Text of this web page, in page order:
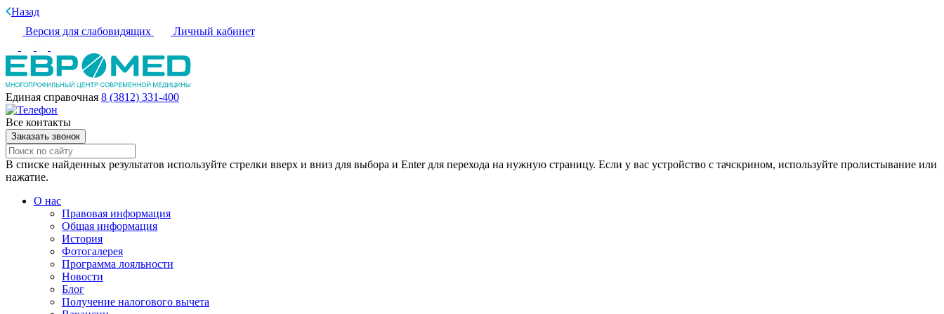
Назад
Версия для слабовидящих
Личный кабинет
Единая справочная 8 (3812) 331-400
Все контакты
Заказать звонок
В списке найденных результатов используйте стрелки вверх и вниз для выбора и Enter для перехода на нужную страницу. Если у вас устройство с тачскрином, используйте пролистывание или
нажатие.
О нас
Правовая информация
Общая информация
История
Фотогалерея
Программа лояльности
Новости
Блог
Получение налогового вычета